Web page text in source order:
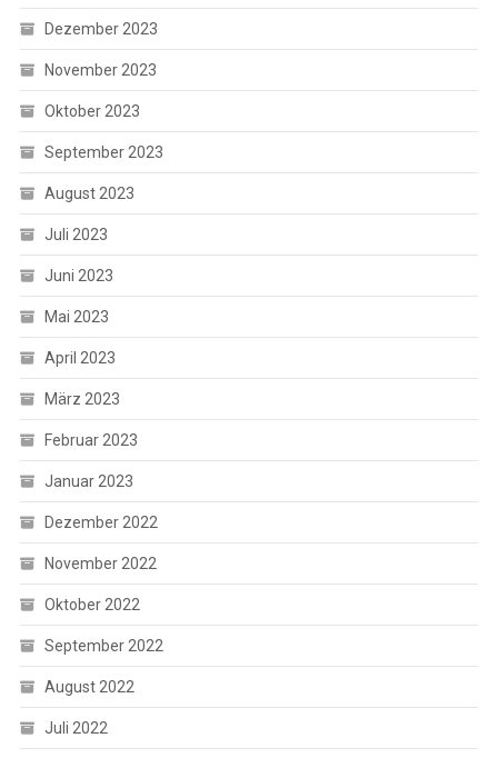
Dezember 2023
November 2023
Oktober 2023
September 2023
August 2023
Juli 2023
Juni 2023
Mai 2023
April 2023
März 2023
Februar 2023
Januar 2023
Dezember 2022
November 2022
Oktober 2022
September 2022
August 2022
Juli 2022